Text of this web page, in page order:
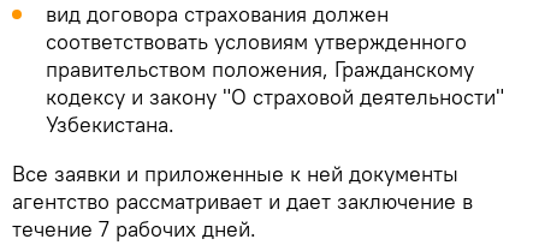
вид договора страхования должен
соответствовать условиям утвержденного
правительством положения, Гражданскому
кодексу и закону "О страховой деятельности"
Узбекистана.
Все заявки и приложенные к ней документы
агентство рассматривает и дает заключение в
течение 7 рабочих дней.